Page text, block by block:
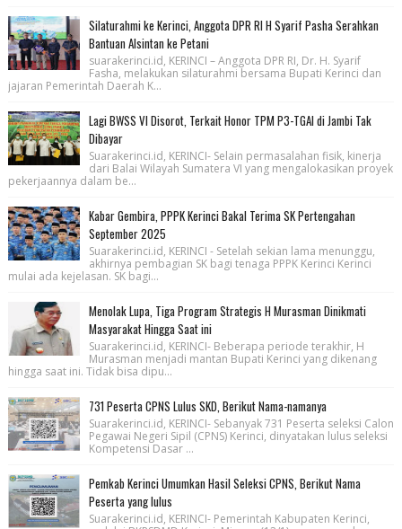
Silaturahmi ke Kerinci, Anggota DPR RI H Syarif Pasha Serahkan
Bantuan Alsintan ke Petani
suarakerinci.id, KERINCI – Anggota DPR RI, Dr. H. Syarif
Fasha, melakukan silaturahmi bersama Bupati Kerinci dan
jajaran Pemerintah Daerah K...
Lagi BWSS VI Disorot, Terkait Honor TPM P3-TGAI di Jambi Tak
Dibayar
Suarakerinci.id, KERINCI- Selain permasalahan fisik, kinerja
dari Balai Wilayah Sumatera VI yang mengalokasikan proyek
pekerjaannya dalam be...
Kabar Gembira, PPPK Kerinci Bakal Terima SK Pertengahan
September 2025
Suarakerinci.id, KERINCI - Setelah sekian lama menunggu,
akhirnya pembagian SK bagi tenaga PPPK Kerinci Kerinci
mulai ada kejelasan. SK bagi...
Menolak Lupa, Tiga Program Strategis H Murasman Dinikmati
Masyarakat Hingga Saat ini
Suarakerinci.id, KERINCI- Beberapa periode terakhir, H
Murasman menjadi mantan Bupati Kerinci yang dikenang
hingga saat ini. Tidak bisa dipu...
731 Peserta CPNS Lulus SKD, Berikut Nama-namanya
Suarakerinci.id, KERINCI- Sebanyak 731 Peserta seleksi Calon
Pegawai Negeri Sipil (CPNS) Kerinci, dinyatakan lulus seleksi
Kompetensi Dasar ...
Pemkab Kerinci Umumkan Hasil Seleksi CPNS, Berikut Nama
Peserta yang lulus
Suarakerinci.id, KERINCI- Pemerintah Kabupaten Kerinci,